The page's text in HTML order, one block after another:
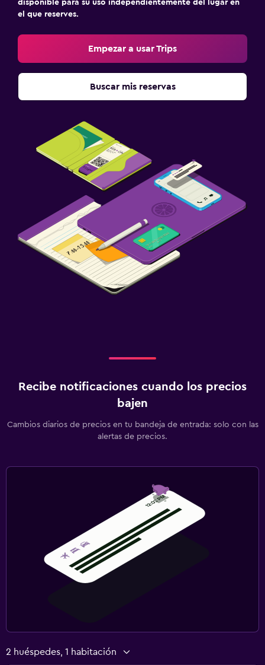
disponible para su uso independientemente del lugar en
el que reserves.
Empezar a usar Trips
Buscar mis reservas
Recibe notificaciones cuando los precios
bajen
Cambios diarios de precios en tu bandeja de entrada: solo con las
alertas de precios.
2 huéspedes, 1 habitación